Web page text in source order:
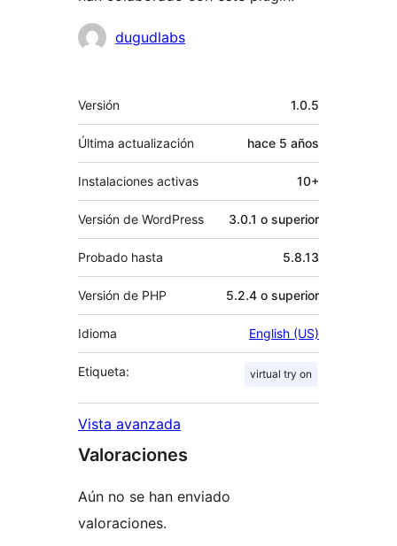
Colaboradores
dugudlabs
Meta
Versión 1.0.5
Última actualización hace 5 años
Instalaciones activas 10+
Versión de WordPress 3.0.1 o superior
Probado hasta 5.8.13
Versión de PHP 5.2.4 o superior
Idioma English (US)
Etiqueta: virtual try on
Vista avanzada
Valoraciones
Aún no se han enviado
valoraciones.